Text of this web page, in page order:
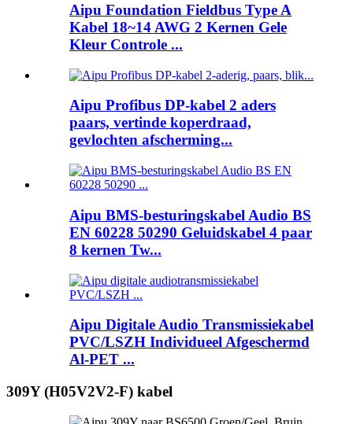
Aipu Foundation Fieldbus Type A
Kabel 18~14 AWG 2 Kernen Gele
Kleur Controle ...
Aipu Profibus DP-kabel 2 aders
paars, vertinde koperdraad,
gevlochten afscherming...
Aipu BMS-besturingskabel Audio BS
EN 60228 50290 Geluidskabel 4 paar
8 kernen Tw...
Aipu Digitale Audio Transmissiekabel
PVC/LSZH Individueel Afgeschermd
Al-PET ...
309Y (H05V2V2-F) kabel